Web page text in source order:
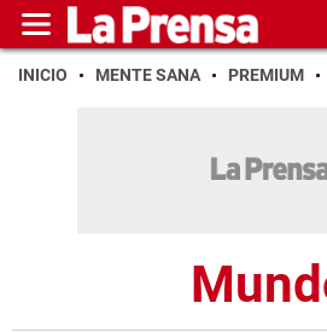
INICIO MENTE SANA PREMIUM